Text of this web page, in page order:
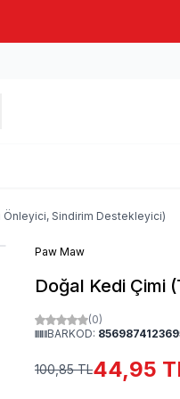
Önleyici, Sindirim Destekleyici)
Paw Maw
Doğal Kedi Çimi
(0)
BARKOD:
100,85TL44,95